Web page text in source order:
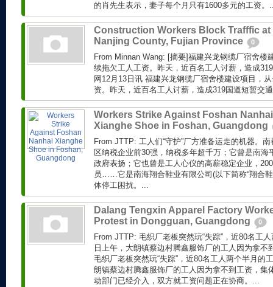
的肖先生表示，妻子每个月只有1600多元的工资。
Construction Workers Block Trafffic at
Nanjing County, Fujian Province
0
From Minnan Wang: [摘要]福建兴龙钢缆厂宿舍楼
续拖欠工人工资。昨天，近百名工人讨薪，造成
网12月13日讯 福建兴龙钢缆厂宿舍楼建设项目，
资。昨天，近百名工人讨薪，造成319国道短暂交
Workers Strike Against Foshan Nanhai
Xianghe Shoe in Foshan, Guangdong
From JTTP: 工人们“守护”厂方准备运走的机器。
区纳税企业前30强，纳税多年超千万；它曾是南海
政府表扬；它也曾是工人心仪的高薪稳定企业，
员……它是南海翔合鞋业有限公司(以下简称“翔合
体停工困扰。...
Dalang Tengxin Apparel Factory
Protest in Dongguan, Guangdong
0
From JTTP: 毛织厂老板突然玩“失踪”，近80名工
日上午，大朗镇蔡边村腾鑫服饰厂的工人因为拿不
毛织厂老板突然玩“失踪”，近80名工人两个半月的
朗镇蔡边村腾鑫服饰厂的工人因为拿不到工资，集
动部门已经介入，双方就工资问题正在协商。...